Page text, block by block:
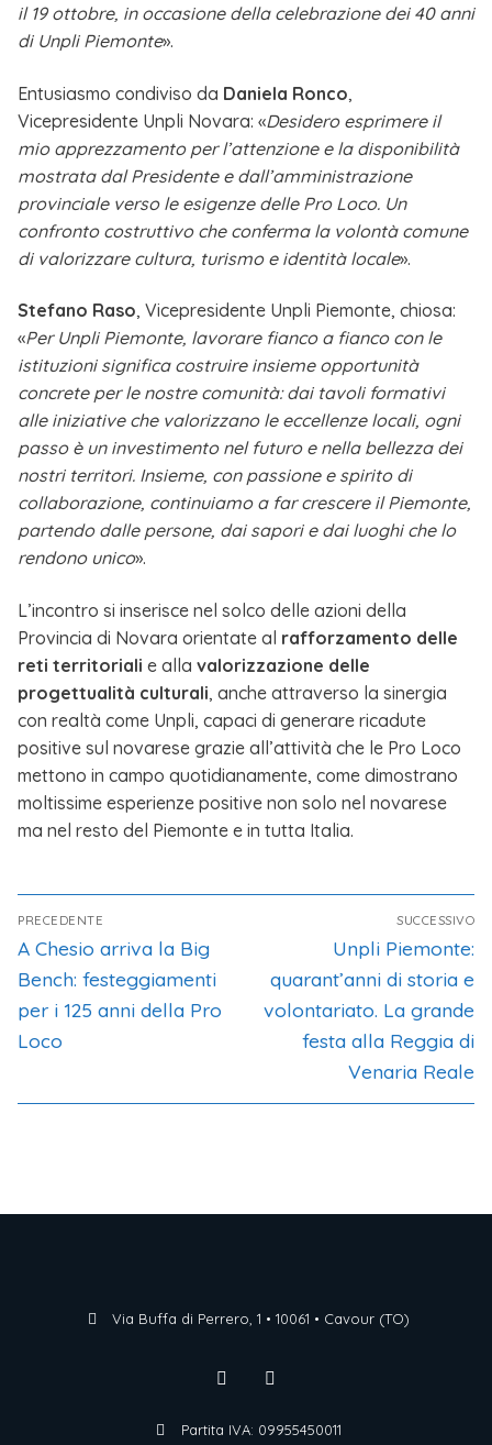
il 19 ottobre, in occasione della celebrazione dei 40 anni
di Unpli Piemonte».
Entusiasmo condiviso da Daniela Ronco,
Vicepresidente Unpli Novara: «Desidero esprimere il
mio apprezzamento per l’attenzione e la disponibilità
mostrata dal Presidente e dall’amministrazione
provinciale verso le esigenze delle Pro Loco. Un
confronto costruttivo che conferma la volontà comune
di valorizzare cultura, turismo e identità locale».
Stefano Raso, Vicepresidente Unpli Piemonte, chiosa:
«Per Unpli Piemonte, lavorare fianco a fianco con le
istituzioni significa costruire insieme opportunità
concrete per le nostre comunità: dai tavoli formativi
alle iniziative che valorizzano le eccellenze locali, ogni
passo è un investimento nel futuro e nella bellezza dei
nostri territori. Insieme, con passione e spirito di
collaborazione, continuiamo a far crescere il Piemonte,
partendo dalle persone, dai sapori e dai luoghi che lo
rendono unico».
L’incontro si inserisce nel solco delle azioni della
Provincia di Novara orientate al rafforzamento delle
reti territoriali e alla valorizzazione delle
progettualità culturali, anche attraverso la sinergia
con realtà come Unpli, capaci di generare ricadute
positive sul novarese grazie all’attività che le Pro Loco
mettono in campo quotidianamente, come dimostrano
moltissime esperienze positive non solo nel novarese
ma nel resto del Piemonte e in tutta Italia.
PRECEDENTE
A Chesio arriva la Big
Bench: festeggiamenti
per i 125 anni della Pro
Loco
SUCCESSIVO
Unpli Piemonte:
quarant’anni di storia e
volontariato. La grande
festa alla Reggia di
Venaria Reale
Via Buffa di Perrero, 1 • 10061 • Cavour (TO)
Partita IVA: 09955450011